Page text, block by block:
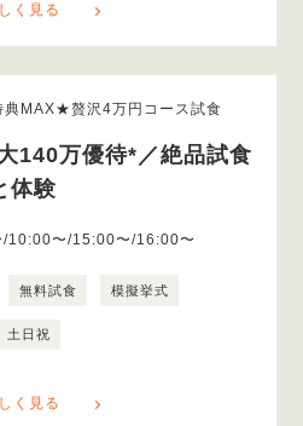
く見る
140万優待*／絶品試食
体験
10:00〜/15:00〜/16:00〜
無料試食 模擬挙式
土日祝
く見る